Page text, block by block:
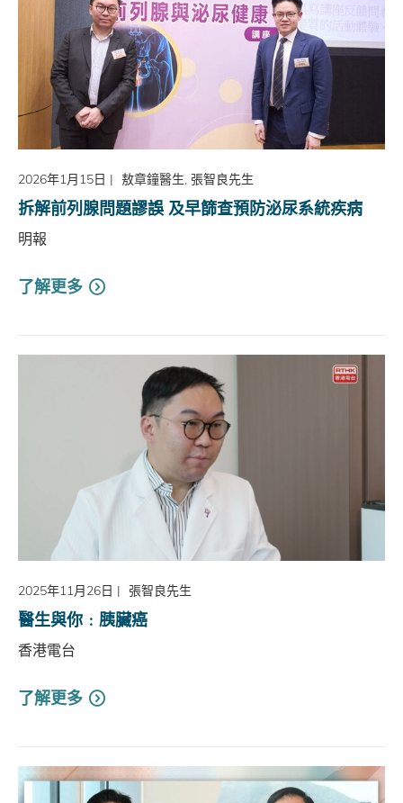
2026年1月15日 | 敖章鐘醫生, 張智良先生
拆解前列腺問題謬誤 及早篩查預防泌尿系統疾病
明報
了解更多
2025年11月26日 | 張智良先生
醫生與你﹕胰臟癌
香港電台
了解更多